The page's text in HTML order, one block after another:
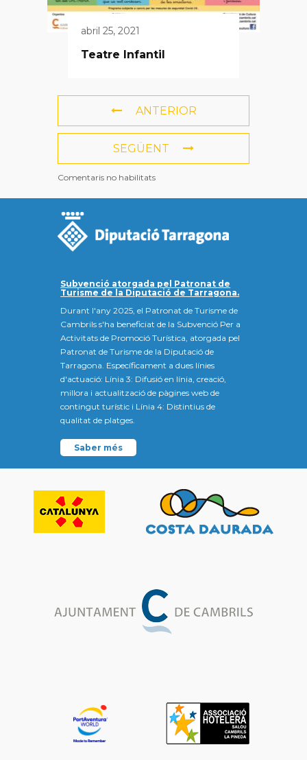
abril 25, 2021
Teatre Infantil
ANTERIOR
SEGÜENT
Comentaris no habilitats
Subvenció atorgada pel Patronat de
Turisme de la Diputació de Tarragona.
Durant l'any 2025, el Patronat de Turisme de
Cambrils s'ha beneficiat de la Subvenció Per a
Activitats de Promoció Turística, atorgada pel
Patronat de Turisme de la Diputació de
Tarragona. Específicament a dues línies
d'actuació: Línia 3: Difusió en línia, creació,
millora i actualització de pàgines web de
contingut turístic i Línia 4: Distintius de
qualitat de platges.
Saber més